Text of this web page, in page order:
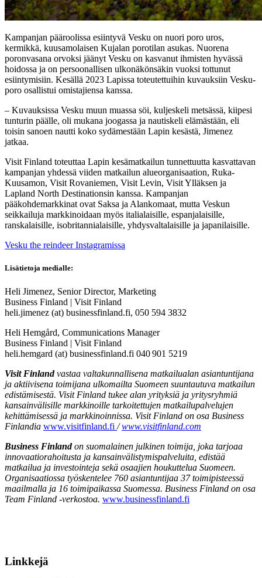
Kampanjan pääroolissa esiintyvä Vesku on nuori poro uros,
kermikkä, kuusamolaisen Kujalan porotilan asukas. Nuorena
poronvasana orvoksi jäänyt Vesku on kasvanut ihmisten hyvässä
hoidossa ja on persoonallisen ulkonäkönsäkin vuoksi tottunut
esiintymisiin. Kesällä 2023 Lapissa toteutettuihin kuvauksiin Vesku-
poro osallistui omistajiensa kanssa.
– Kuvauksissa Vesku muun muassa söi, kuljeskeli metsässä, kiipesi
tunturin päälle, oli mukana joogassa ja nautiskeli elämästään, eli
toisin sanoen nautti koko sydämestään Lapin kesästä, Jimenez
jatkaa.
Visit Finland toteuttaa Lapin kesämatkailun tunnettuutta kasvattavan
kampanjan yhdessä viiden matkailun alueorganisaation, Ruka-
Kuusamon, Visit Rovaniemen, Visit Levin, Visit Ylläksen ja
Lapland North Destinationsin kanssa. Kampanjan
pääkohdemarkkinat ovat Saksa ja Alankomaat, mutta Veskun
seikkailuja markkinoidaan myös italialaisille, espanjalaisille,
ranskalaisille, isobritannialaisille, yhdysvaltalaisille ja japanilaisille.
Vesku the reindeer Instagramissa
Lisätietoja medialle:
Heli Jimenez, Senior Director, Marketing
Business Finland | Visit Finland
heli.jimenez (at) businessfinland.fi, 050 594 3832
Heli Hemgård, Communications Manager
Business Finland | Visit Finland
heli.hemgard (at) businessfinland.fi 040 901 5219
Visit Finlandvastaa valtakunnallisena matkailualan asiantuntijana
ja aktiivisena toimijana ulkomailta Suomeen suuntautuva matkailun
edistämisestä. Visit Finland tukee alan yrityksiä ja yritysryhmiä
kansainvälisille markkinoille tarkoitettujen matkailupalvelujen
kehittämisessä ja markkinoinnissa. Visit Finland on osa Business
Finlandia www.visitfinland.fi /www.visitfinland.com
Business Finlandon suomalainen julkinen toimija, joka tarjoaa
innovaatiorahoitusta ja kansainvälistymispalveluita, edistää
matkailua ja investointeja sekä osaajien houkuttelua Suomeen.
Organisaatiossa työskentelee 760 asiantuntijaa 37 toimipisteessä
maailmalla ja 16 toimipaikassa Suomessa. Business Finland on osa
Team Finland -verkostoa. www.businessfinland.fi
Linkkejä